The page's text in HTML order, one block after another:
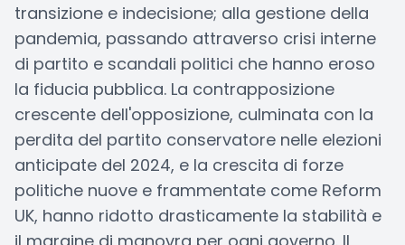
transizione e indecisione; alla gestione della
pandemia, passando attraverso crisi interne
di partito e scandali politici che hanno eroso
la fiducia pubblica. La contrapposizione
crescente dell'opposizione, culminata con la
perdita del partito conservatore nelle elezioni
anticipate del 2024, e la crescita di forze
politiche nuove e frammentate come Reform
UK, hanno ridotto drasticamente la stabilità e